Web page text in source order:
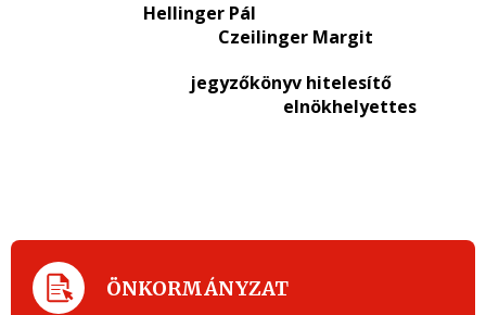
Hellinger Pál
Czeilinger Margit
jegyzőkönyv hitelesítő
elnökhelyettes
ÖNKORMÁNYZAT